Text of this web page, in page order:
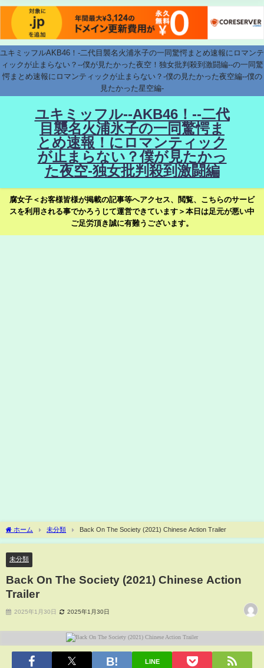
ユキミッフルAKB46！-二代目襲名火浦氷子の一同驚愕まとめ速報にロマンテ
ィックが止まらない？--僕が見たかった夜空！独女批判殺到激闘編--の一同驚
愕まとめ速報にロマンティックが止まらない？-僕の見たかった夜空編--僕の
見たかった星空編-
ユキミッフル--AKB46！--二代
目襲名火浦氷子の一同驚愕ま
とめ速報！にロマンティック
が止まらない？僕が見たかっ
た夜空-独女批判殺到激闘編
腐女子＜お客様皆様が掲載の記事等へアクセス、閲覧、こちらのサービ
スを利用される事でかろうじて運営できています＞本日は足元が悪い中
ご足労頂き誠に有難うございます。
ホーム 未分類 Back On The Society (2021) Chinese Action Trailer
未分類
Back On The Society (2021) Chinese Action
Trailer
2025年1月30日 2025年1月30日
LINE